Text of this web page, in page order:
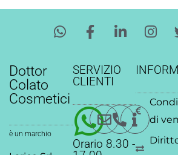
W
h
a
p
p
F
a
e
b
o
k
-
f
L
i
k
i
n
-
i
I
n
t
a
g
r
a
m
Dottor
Colato
Cosmetici
è un marchio
SERVIZIO
CLIENTI
Orario 8.30 -
di